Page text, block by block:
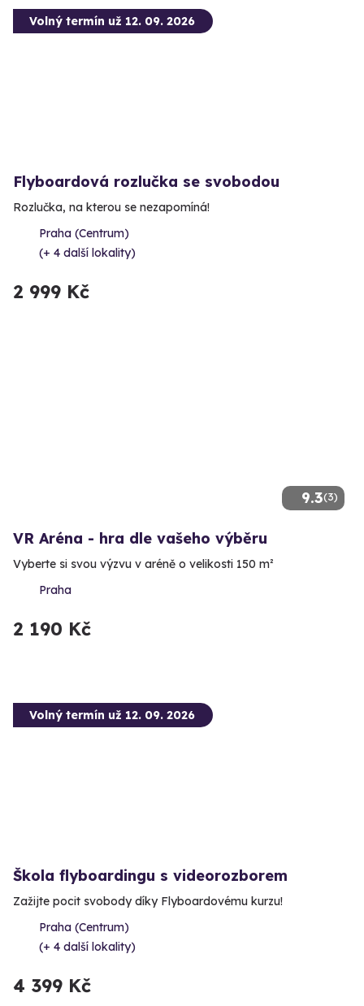
Volný termín už 12. 09. 2026
Flyboardová rozlučka se svobodou
Rozlučka, na kterou se nezapomíná!
Praha (Centrum)
(+ 4 další lokality)
2 999 Kč
9.3(3)
VR Aréna - hra dle vašeho výběru
Vyberte si svou výzvu v aréně o velikosti 150 m²
Praha
2 190 Kč
Volný termín už 12. 09. 2026
Škola flyboardingu s videorozborem
Zažijte pocit svobody díky Flyboardovému kurzu!
Praha (Centrum)
(+ 4 další lokality)
4 399 Kč